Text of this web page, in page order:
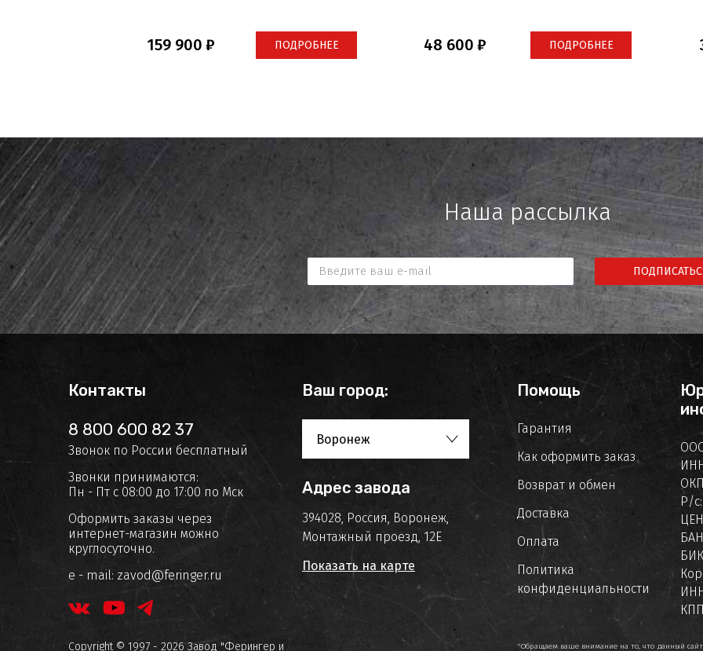
159 900 ПОДРОБНЕЕ 48 600 ПОДРОБНЕЕ
Наша рассылка
Контакты
8 800 600 82 37
Звонок по России бесплатный
Звонки принимаются:
Пн - Пт с 08:00 до 17:00 по Мск
Оформить заказы через
интернет-магазин можно
круглосуточно.
e - mail: zavod@feringer.ru
Copyright © 1997 - 2026 Завод "Ферингер и
Ваш город:
Воронеж
Адрес завода
394028, Россия, Воронеж,
Монтажный проезд, 12Е
Показать на карте
Помощь
Гарантия
Как оформить заказ
Возврат и обмен
Доставка
Оплата
Политика
конфиденциальности
Р/
"Обращаем ваше внимание на то, что данный